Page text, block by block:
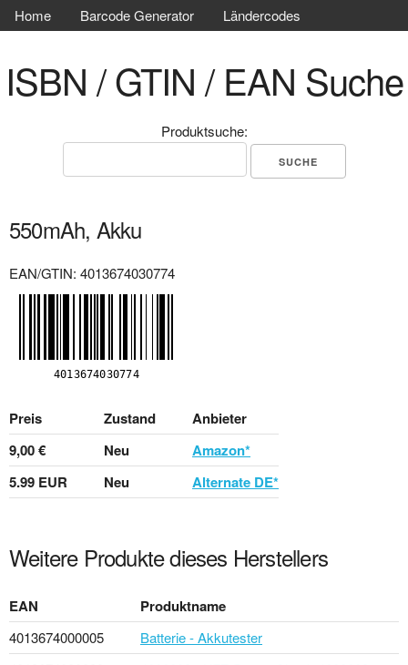
Home Barcode Generator Ländercodes
ISBN / GTIN / EAN Suche
Produktsuche:
550mAh, Akku
EAN/GTIN: 4013674030774
Preis Zustand
Anbieter
9,00 €
Neu
Amazon*
5.99 EUR
Neu Alternate DE*
Weitere Produkte dieses Herstellers
EAN Produktname
4013674000005
Batterie - Akkutester